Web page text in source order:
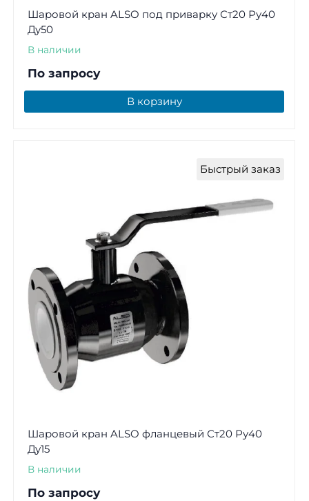
Шаровой кран ALSO под приварку Ст20 Ру40
Ду50
В наличии
По запросу
В корзину
Быстрый заказ
Шаровой кран ALSO фланцевый Ст20 Ру40
Ду15
В наличии
По запросу